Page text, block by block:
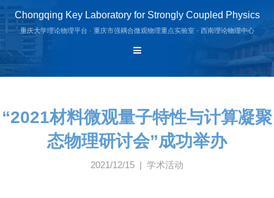
Chongqing Key Laboratory for Strongly Coupled Physics
重庆大学理论物理平台 · 重庆市强耦合微观物理重点实验室 · 西南理论物理中心
“2021材料微观量子特性与计算凝聚
态物理研讨会”成功举办
2021/12/15 | 学术活动